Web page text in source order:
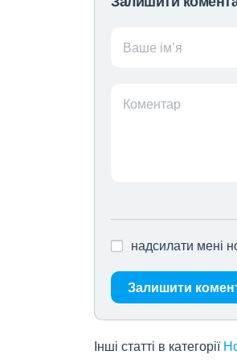
Ваше ім’я
Коментар
надсилати мені
Залишити
Інші статті в категорії